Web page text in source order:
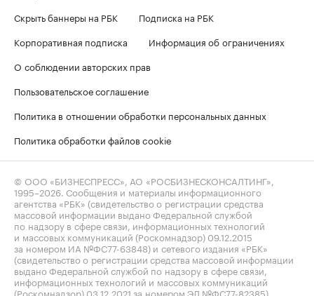
Скрыть баннеры на РБК
Подписка на РБК
Корпоративная подписка
Информация об ограничениях
О соблюдении авторских прав
Пользовательское соглашение
Политика в отношении обработки персональных данных
Политика обработки файлов cookie
© ООО «БИЗНЕСПРЕСС», АО «РОСБИЗНЕСКОНСАЛТИНГ»,
1995–2026 . Сообщения и материалы информационного
агентства «РБК» (свидетельство о регистрации средства
массовой информации выдано Федеральной службой
по надзору в сфере связи, информационных технологий
и массовых коммуникаций (Роскомнадзор) 09.12.2015
за номером ИА №ФС77-63848) и сетевого издания «РБК»
(свидетельство о регистрации средства массовой информации
выдано Федеральной службой по надзору в сфере связи,
информационных технологий и массовых коммуникаций
(Роскомнадзор) 03.12.2021 за номером ЭЛ №ФС77-82385)